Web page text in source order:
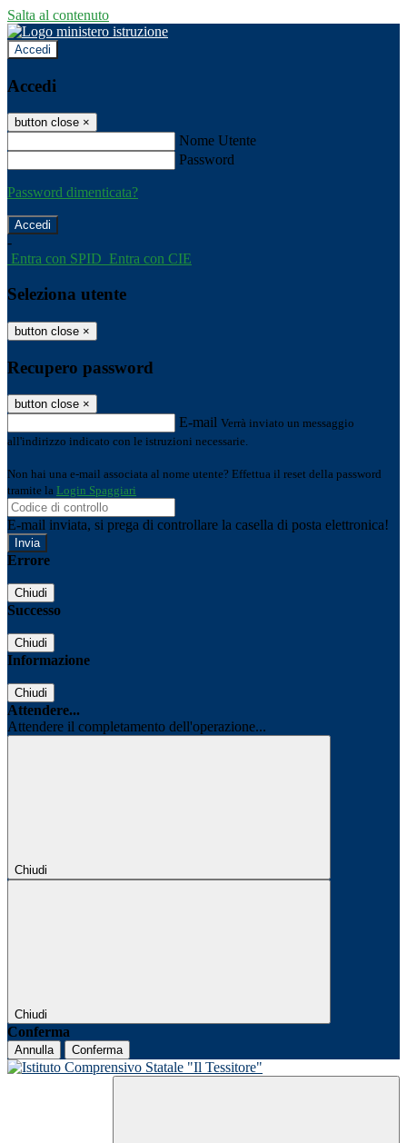
Salta al contenuto
Accedi
Accedi
button close ×
Nome Utente
Password
Password dimenticata?
-
Entra con SPID Entra con CIE
Seleziona utente
button close ×
Recupero password
button close ×
E-mail Verrà inviato un messaggio
all'indirizzo indicato con le istruzioni necessarie.
Non hai una e-mail associata al nome utente? Effettua il reset della password
tramite la Login Spaggiari
E-mail inviata, si prega di controllare la casella di posta elettronica!
Errore
Chiudi
Successo
Chiudi
Informazione
Chiudi
Attendere...
Attendere il completamento dell'operazione...
Chiudi
Chiudi
Conferma
Annulla Conferma